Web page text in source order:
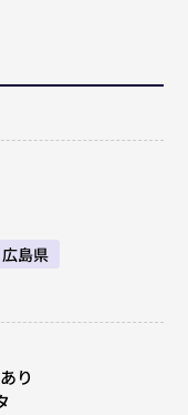
広島県
り